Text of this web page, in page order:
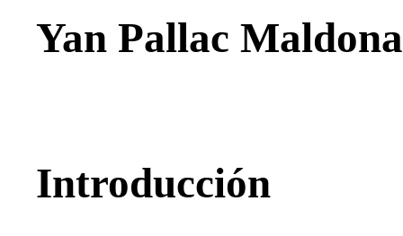
Yan Pallac
Introducción